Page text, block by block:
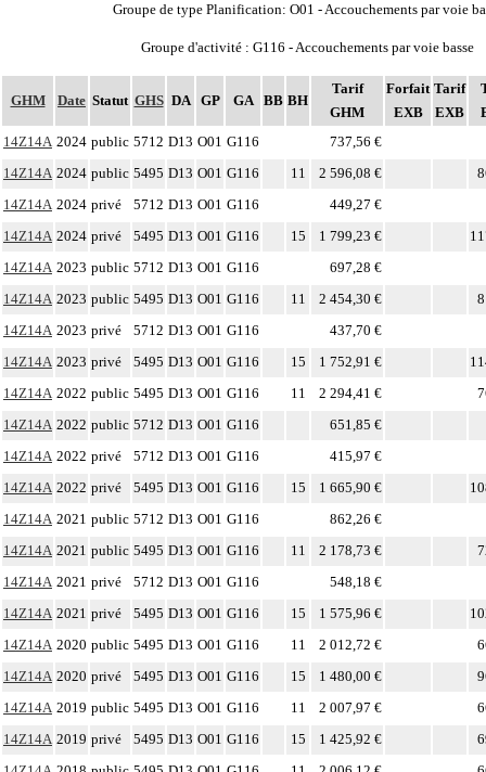
GHM Date Statut GHS DA GP GA BB BH
Tarif
GHM
Forfait
EXB
Tarif
EXB
14Z14A 2024 public 5712 D13 O01 G116
737,56 €
14Z14A 2024 public 5495 D13 O01 G116 11 2 596,08 €
14Z14A 2024 privé 5712 D13 O01 G116
449,27 €
14Z14A 2024 privé 5495 D13 O01 G116 15 1 799,23 €
14Z14A 2023 public 5712 D13 O01 G116
697,28 €
14Z14A 2023 public 5495 D13 O01 G116 11 2 454,30 €
14Z14A 2023 privé 5712 D13 O01 G116
437,70 €
14Z14A 2023 privé 5495 D13 O01 G116 15 1 752,91 €
14Z14A 2022 public 5495 D13 O01 G116 11 2 294,41 €
14Z14A 2022 public 5712 D13 O01 G116
651,85 €
14Z14A 2022 privé 5712 D13 O01 G116
415,97 €
14Z14A 2022 privé 5495 D13 O01 G116 15 1 665,90 €
14Z14A 2021 public 5712 D13 O01 G116
862,26 €
14Z14A 2021 public 5495 D13 O01 G116 11 2 178,73 €
14Z14A 2021 privé 5712 D13 O01 G116
548,18 €
14Z14A 2021 privé 5495 D13 O01 G116 15 1 575,96 €
14Z14A 2020 public 5495 D13 O01 G116 11 2 012,72 €
14Z14A 2020 privé 5495 D13 O01 G116 15 1 480,00 €
14Z14A 2019 public 5495 D13 O01 G116 11 2 007,97 €
14Z14A 2019 privé 5495 D13 O01 G116 15 1 425,92 €
Groupe de type Planification: O01 - Accouchements par voie
Groupe d'activité : G116 - Accouchements par voie basse